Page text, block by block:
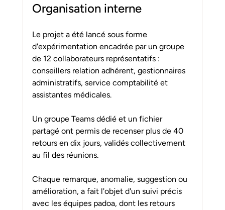
Organisation interne
Le projet a été lancé sous forme
d'expérimentation encadrée par un groupe
de 12 collaborateurs représentatifs :
conseillers relation adhérent, gestionnaires
administratifs, service comptabilité et
assistantes médicales.
Un groupe Teams dédié et un fichier
partagé ont permis de recenser plus de 40
retours en dix jours, validés collectivement
au fil des réunions.
Chaque remarque, anomalie, suggestion ou
amélioration, a fait l'objet d'un suivi précis
avec les équipes padoa, dont les retours